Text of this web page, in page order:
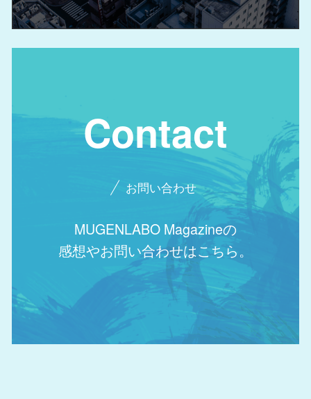
Contact
お問い合わせ
MUGENLABO Magazineの
感想やお問い合わせはこちら。